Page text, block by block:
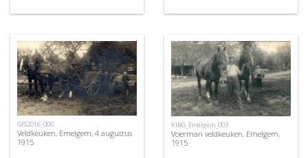
GIS2016_006
Veldkeuken, Emelgem, 4 augustus
1915
KIBG_Emelgem_003
Voerman veldkeuken, Emelgem,
1915